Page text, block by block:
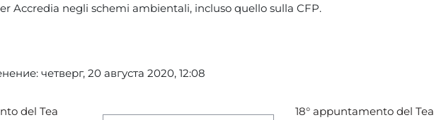
Accredia negli schemi ambientali, incluso quello sulla CFP.
четверг, 20 августа 2020, 12:08
del Tea 18° appuntamento del Tea